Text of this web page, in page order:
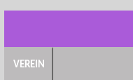
VEREIN